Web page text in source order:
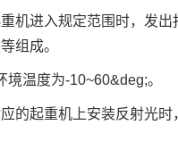
机进入规定范围时，发出
组成。
温度为-10~60&deg;。
的起重机上安装反射光时